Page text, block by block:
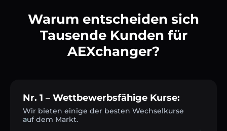
Warum entscheiden sich
Tausende Kunden für
AEXchanger?
Nr. 1 – Wettbewerbsfähige Kurse:
Wir bieten einige der besten Wechselkurse
auf dem Markt.